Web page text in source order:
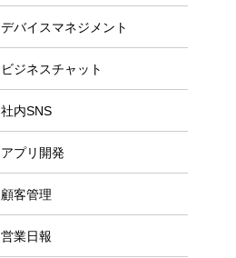
デバイスマネジメント
ビジネスチャット
社内SNS
アプリ開発
顧客管理
営業日報